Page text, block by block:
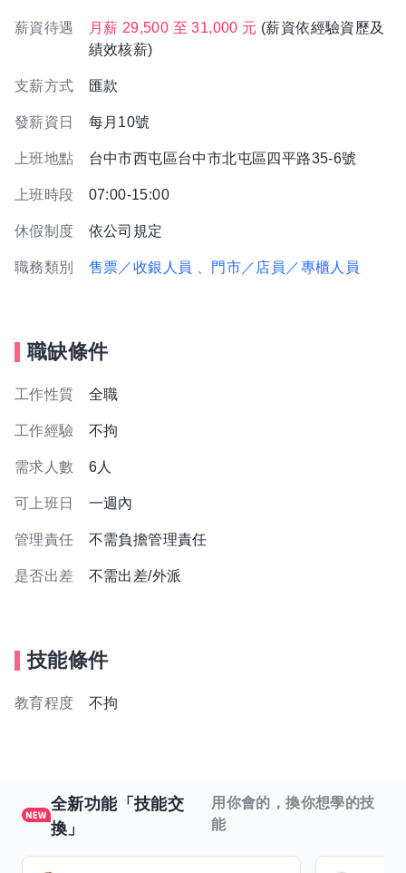
薪資待遇 月薪 29,500 至 31,000 元 (薪資依經驗資歷及
績效核薪)
支薪方式 匯款
發薪資日 每月10號
上班地點 台中市西屯區台中市北屯區四平路35-6號
上班時段 07:00-15:00
休假制度 依公司規定
職務類別 售票／收銀人員 、門市／店員／專櫃人員
職缺條件
工作性質 全職
工作經驗 不拘
需求人數 6人
可上班日 一週內
管理責任 不需負擔管理責任
是否出差 不需出差/外派
技能條件
教育程度 不拘
全新功能「技能交
換」
用你會的，換你想學的技
能